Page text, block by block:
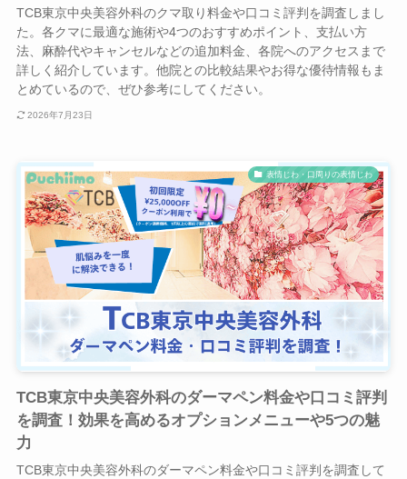
TCB東京中央美容外科のクマ取り料金や口コミ評判を調査しまし
た。各クマに最適な施術や4つのおすすめポイント、支払い方
法、麻酔代やキャンセルなどの追加料金、各院へのアクセスまで
詳しく紹介しています。他院との比較結果やお得な優待情報もま
とめているので、ぜひ参考にしてください。
2026年7月23日
表情じわ・口周りの表情じわ
TCB東京中央美容外科のダーマペン料金や口コミ評判
を調査！効果を高めるオプションメニューや5つの魅
力
TCB東京中央美容外科のダーマペン料金や口コミ評判を調査して